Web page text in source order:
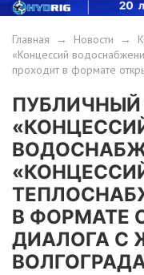
Главная → Новости →
«Концессий
проходит в формате
ПУБЛИЧНЫЙ
В ФОРМАТЕ
ДИАЛОГА С